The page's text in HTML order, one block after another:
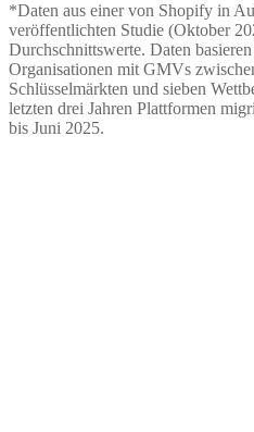
*Daten aus einer von Shopify in
veröffentlichten Studie (Oktober
Durchschnittswerte. Daten
Organisationen mit GMVs
Schlüsselmärkten und sieben
letzten drei Jahren Plattformen
bis Juni 2025.